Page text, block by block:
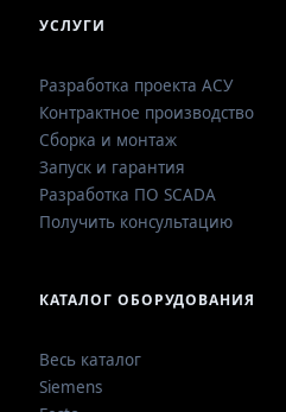
УСЛУГИ
Разработка проекта АСУ
Контрактное производство
Сборка и монтаж
Запуск и гарантия
Разработка ПО SCADA
Получить консультацию
КАТАЛОГ ОБОРУДОВАНИЯ
Весь каталог
Siemens